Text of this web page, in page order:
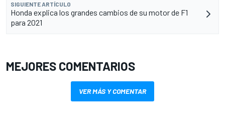
SIGUIENTE ARTÍCULO
Honda explica los grandes cambios de su motor de F1
para 2021
MEJORES COMENTARIOS
VER MÁS Y COMENTAR